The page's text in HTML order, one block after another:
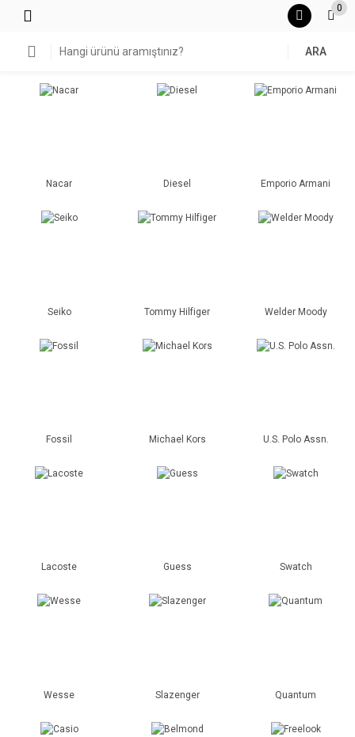
0
ARA
Nacar Diesel Emporio Armani
Seiko Tommy Hilfiger Welder Moody
Fossil Michael Kors U.S. Polo Assn.
Lacoste Guess Swatch
Wesse Slazenger Quantum